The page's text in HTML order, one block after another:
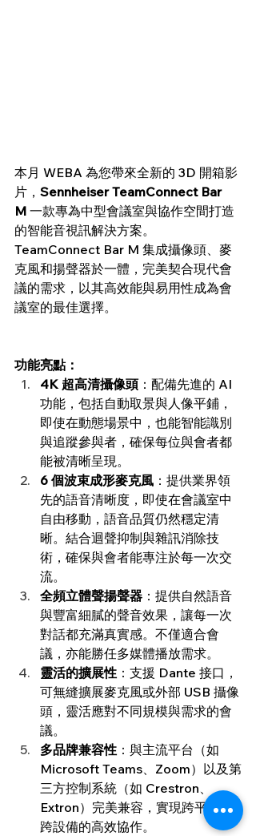
本月 WEBA 為您帶來全新的 3D 開箱影
片， Sennheiser TeamConnect Bar
M 一款專為中型會議室與協作空間打造
的智能音視訊解決方案。
TeamConnect Bar M 集成攝像頭、麥
克風和揚聲器於一體，完美契合現代會
議的需求，以其高效能與易用性成為會
議室的最佳選擇。
功能亮點：
4K 超高清攝像頭 ：配備先進的 AI
功能，包括自動取景與人像平鋪，
即使在動態場景中，也能智能識別
與追蹤參與者，確保每位與會者都
能被清晰呈現。
6 個波束成形麥克風 ：提供業界領
先的語音清晰度，即使在會議室中
自由移動，語音品質仍然穩定清
晰。結合迴聲抑制與雜訊消除技
術，確保與會者能專注於每一次交
流。
全頻立體聲揚聲器 ：提供自然語音
與豐富細膩的聲音效果，讓每一次
對話都充滿真實感。不僅適合會
議，亦能勝任多媒體播放需求。
靈活的擴展性 ：支援 Dante 接口，
可無縫擴展麥克風或外部 USB 攝像
頭，靈活應對不同規模與需求的會
議。
多品牌兼容性 ：與主流平台（如
Microsoft Teams、Zoom）以及第
三方控制系統（如 Crestron、
Extron）完美兼容，實現跨平台、
跨設備的高效協作。